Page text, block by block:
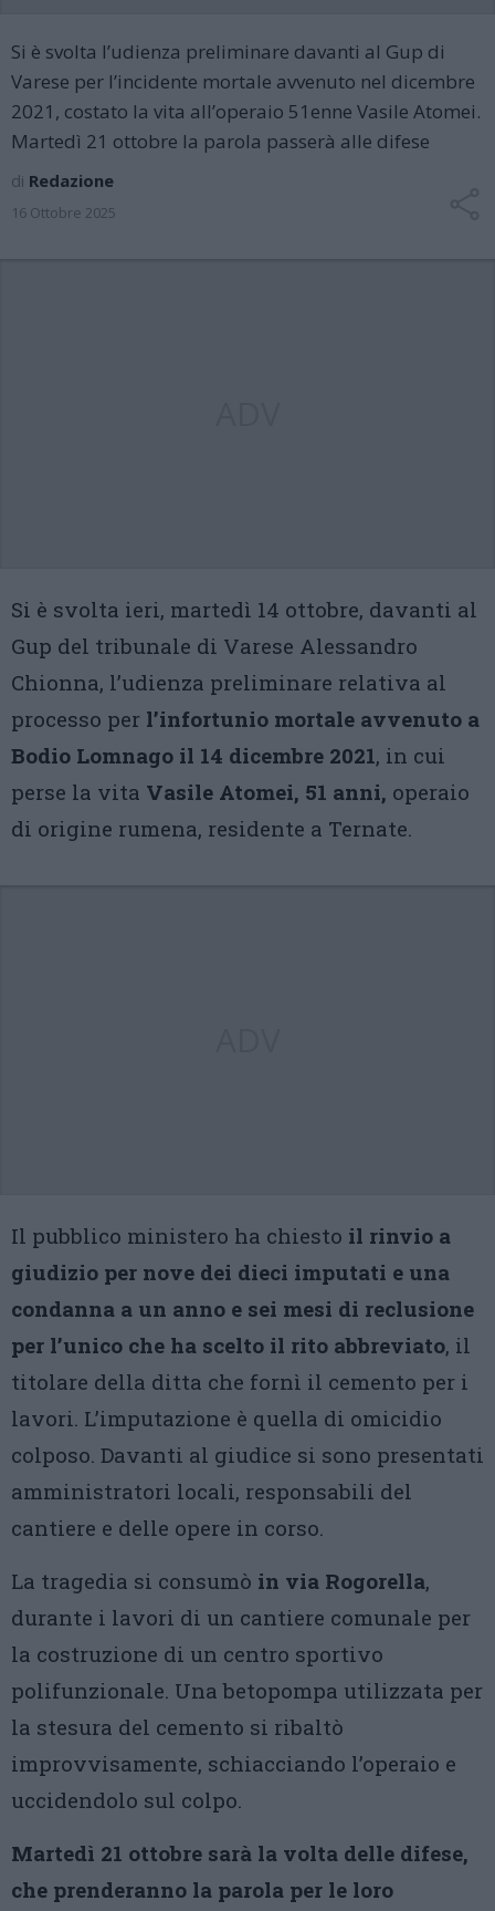
Si è svolta l’udienza preliminare davanti al Gup di
Varese per l’incidente mortale avvenuto nel dicembre
2021, costato la vita all’operaio 51enne Vasile Atomei.
Martedì 21 ottobre la parola passerà alle difese
di Redazione
16 Ottobre 2025
Si è svolta ieri, martedì 14 ottobre, davanti al
Gup del tribunale di Varese Alessandro
Chionna, l’udienza preliminare relativa al
processo per l’infortunio mortale avvenuto a
Bodio Lomnago il 14 dicembre 2021, in cui
perse la vita Vasile Atomei, 51 anni, operaio
di origine rumena, residente a Ternate.
Il pubblico ministero ha chiesto il rinvio a
giudizio per nove dei dieci imputati e una
condanna a un anno e sei mesi di reclusione
per l’unico che ha scelto il rito abbreviato, il
titolare della ditta che fornì il cemento per i
lavori. L’imputazione è quella di omicidio
colposo. Davanti al giudice si sono presentati
amministratori locali, responsabili del
cantiere e delle opere in corso.
La tragedia si consumò in via Rogorella,
durante i lavori di un cantiere comunale per
la costruzione di un centro sportivo
polifunzionale. Una betopompa utilizzata per
la stesura del cemento si ribaltò
improvvisamente, schiacciando l’operaio e
uccidendolo sul colpo.
Martedì 21 ottobre sarà la volta delle difese,
che prenderanno la parola per le loro